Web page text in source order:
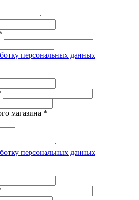
персональных данных
магазина *
персональных данных